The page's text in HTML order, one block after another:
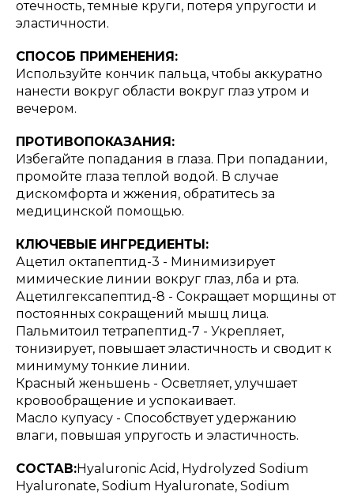
отечность, темные круги, потеря упругости и
эластичности.
СПОСОБ ПРИМЕНЕНИЯ:
Используйте кончик пальца, чтобы аккуратно
нанести вокруг области вокруг глаз утром и
вечером.
ПРОТИВОПОКАЗАНИЯ:
Избегайте попадания в глаза. При попадании,
промойте глаза теплой водой. В случае
дискомфорта и жжения, обратитесь за
медицинской помощью.
КЛЮЧЕВЫЕ ИНГРЕДИЕНТЫ:
Ацетил октапептид-3 - Минимизирует
мимические линии вокруг глаз, лба и рта.
Ацетилгексапептид-8 - Сокращает морщины от
постоянных сокращений мышц лица.
Пальмитоил тетрапептид-7 - Укрепляет,
тонизирует, повышает эластичность и сводит к
минимуму тонкие линии.
Красный женьшень - Осветляет, улучшает
кровообращение и успокаивает.
Масло купуасу - Способствует удержанию
влаги, повышая упругость и эластичность.
СОСТАВ:Hyaluronic Acid, Hydrolyzed Sodium
Hyaluronate, Sodium Hyaluronate, Sodium